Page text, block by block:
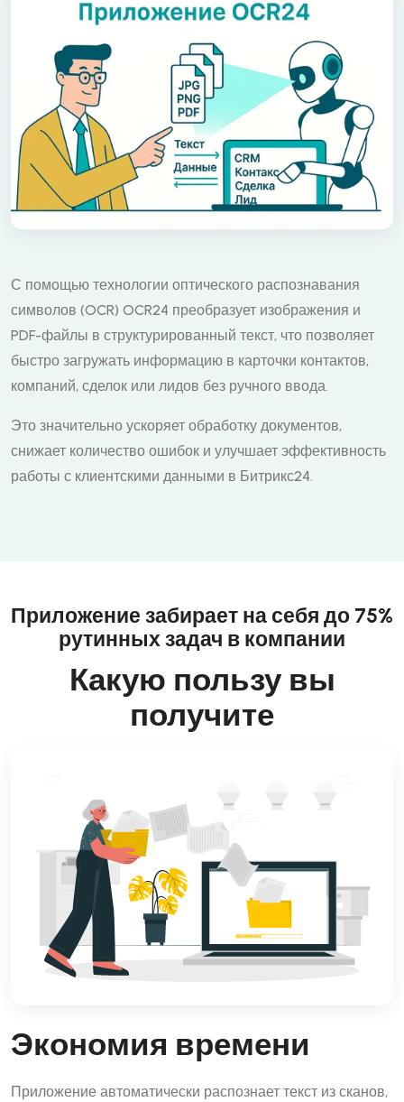
С помощью технологии оптического распознавания
символов (OCR) OCR24 преобразует изображения и
PDF-файлы в структурированный текст, что позволяет
быстро загружать информацию в карточки контактов,
компаний, сделок или лидов без ручного ввода.
Это значительно ускоряет обработку документов,
снижает количество ошибок и улучшает эффективность
работы с клиентскими данными в Битрикс24.
Приложение забирает на себя до 75%
рутинных задач в компании
Какую пользу вы
получите
Экономия времени
Приложение автоматически распознает текст из сканов,